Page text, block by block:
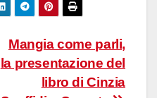
Mangia come parli,
la presentazione del
libro di Cinzia